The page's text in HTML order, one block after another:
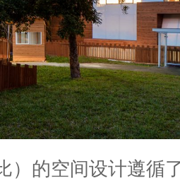
）的空间设计遵循